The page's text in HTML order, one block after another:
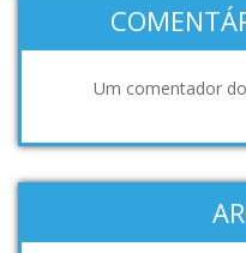
Um comentador